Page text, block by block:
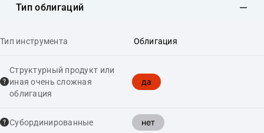
Тип облигаций
Тип инструмента Облигация
Структурный продукт или
иная очень сложная
облигация
да
Cубординированные нет